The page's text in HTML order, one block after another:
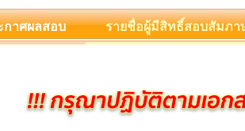
าศผลสอบ รายชื่อผู้มีสิทธิ์สอบสัมภ